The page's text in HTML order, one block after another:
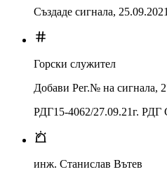
Създаде сигнала,
Горски служител
Добави Рег.№ на сигнала,
РДГ15-4062/27.09.21г. РДГ
инж. Станислав Вътев